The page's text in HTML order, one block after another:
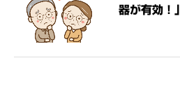
器が有効！」